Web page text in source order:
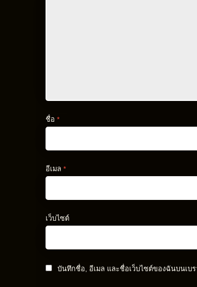
ชื่อ *
อีเมล *
เว็บไซต์
บันทึกชื่อ, อีเมล และชื่อเว็บไซต์ของฉันบนเบ